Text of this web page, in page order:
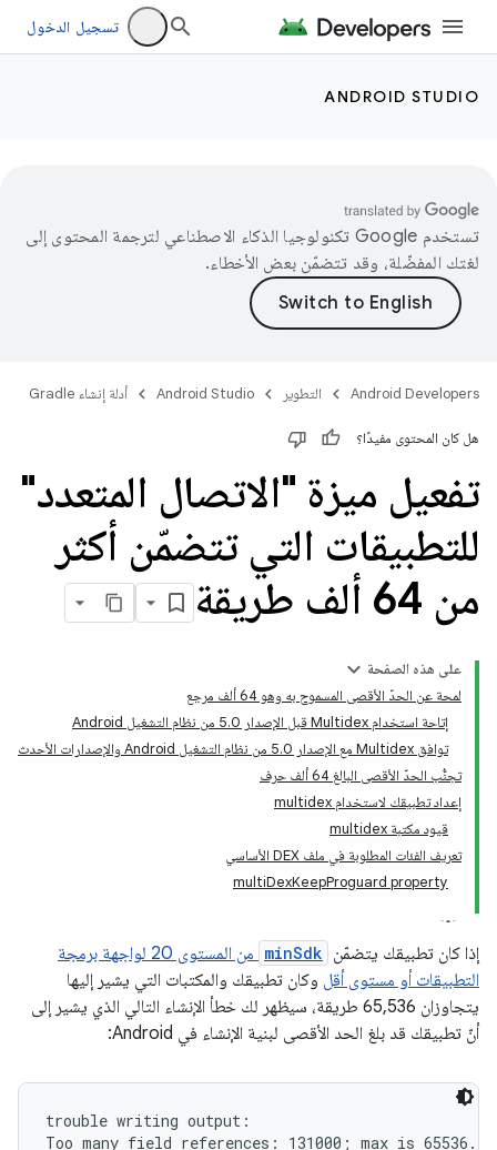
تسجيل الدخول
ANDROID STUDIO
تستخدم Google تكنولوجيا الذكاء الاصطناعي لترجمة المحتوى إلى
لغتك المفضّلة، وقد تتضمّن بعض الأخطاء.
Android Developers التطوير Android Studio أدلة إنشاء Gradle
هل كان المحتوى مفيدًا؟
تفعيل ميزة "الاتصال المتعدد"
للتطبيقات التي تتضمّن أكثر
من 64 ألف طريقة
على هذه الصفحة
لمحة عن الحدّ الأقصى المسموح به وهو 64 ألف مرجع
إتاحة استخدام Multidex قبل الإصدار 5.0 من نظام التشغيل Android
توافق Multidex مع الإصدار 5.0 من نظام التشغيل Android والإصدارات الأحدث
تجنُّب الحدّ الأقصى البالغ 64 ألف حرف
إعداد تطبيقك لاستخدام multidex
قيود مكتبة multidex
تعريف الفئات المطلوبة في ملف DEX الأساسي
multiDexKeepProguard property
إذا كان تطبيقك يتضمّن minSdk
من المستوى 20 لواجهة برمجة
التطبيقات أو مستوى أقل وكان تطبيقك والمكتبات التي يشير إليها
يتجاوزان 65,536 طريقة، سيظهر لك خطأ الإنشاء التالي الذي يشير إلى
أنّ تطبيقك قد بلغ الحد الأقصى لبنية الإنشاء في Android:
trouble writing output:
Too many field references: 131000; max is 65536.